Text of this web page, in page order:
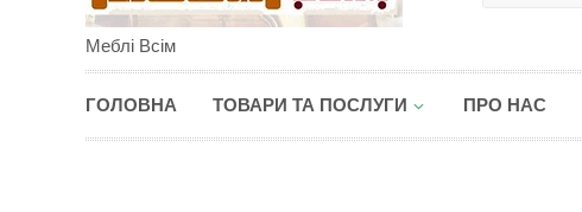
Меблі Всім
ГОЛОВНА ТОВАРИ ТА ПОСЛУГИ ПРО НАС